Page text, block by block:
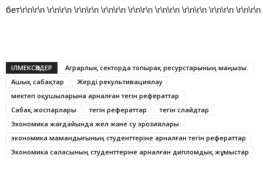
бет\r\n\r\n \r\n\r\n \r\n\r\n \r\n\r\n \r\n\r\n \r\n\r\n \r\n\r\n \r\n\r\n \r\n\r\n
ІЛМЕКСӨЗДЕР
Аграрлық секторда топырақ ресурстарының маңызы.
Ашық сабақтар
Жерді рекультивациялау
мектеп оқушыларына арналған тегін рефераттар
Сабақ жоспарлары
тегін рефераттар
тегін слайдтар
Экономика жағдайында жел және су эрозиялары
экономика мамандығының студенттеріне арналған тегін рефераттар
Экономика саласының студенттеріне арналған дипломдық жұмыстар